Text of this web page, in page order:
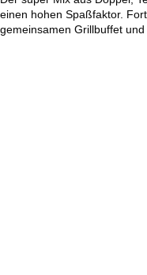
einen hohen Spaßfaktor.
gemeinsamen Grillbuffet und